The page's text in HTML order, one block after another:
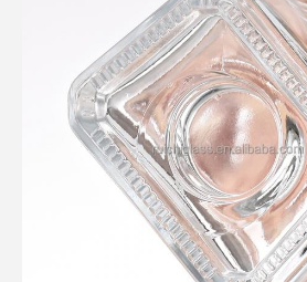
υποβολή